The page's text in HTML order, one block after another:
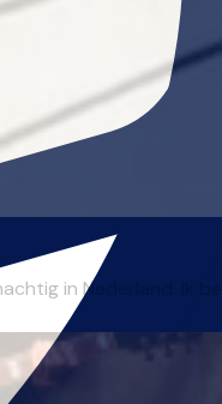
in Nederland. Ik be...